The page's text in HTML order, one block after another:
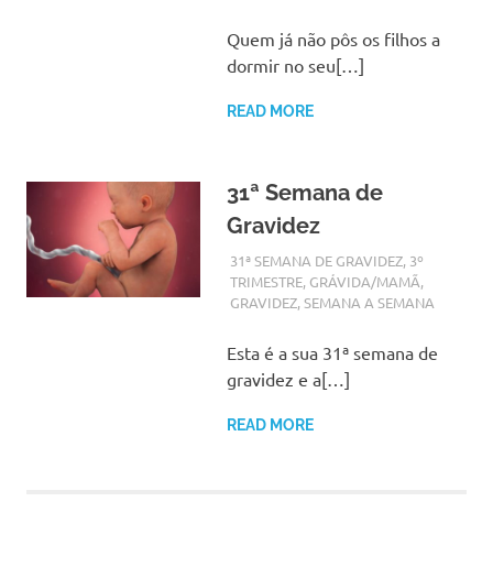
Quem já não pôs os filhos a
dormir no seu[…]
READ MORE
31ª Semana de
Gravidez
SETEMBRO 14, 2017
ADMIN
31ª SEMANA DE GRAVIDEZ, 3º
TRIMESTRE, GRÁVIDA/MAMÃ,
GRAVIDEZ,SEMANA A SEMANA
Esta é a sua 31ª semana de
gravidez e a[…]
READ MORE